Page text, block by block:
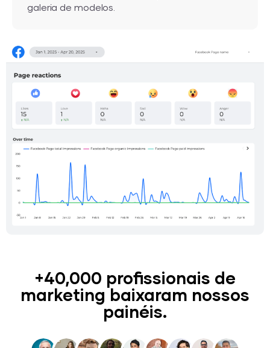
galeria de modelos.
+40,000 profissionais de
marketing baixaram nossos
painéis.